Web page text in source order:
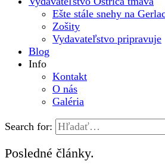
Ešte stále snehy na
Zošity
Vydavateľstvo pripravuje
Blog
Info
Kontakt
O nás
Galéria
Search for:
Posledné články.